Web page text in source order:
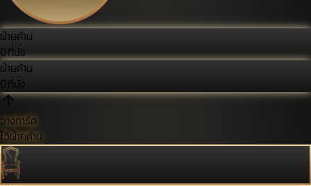
ฝ่ายค้าน
0ที่นั่ง
ฝ่ายค้าน
0ที่นั่ง
วางการ์ด
ไว้ฝ่ายค้าน